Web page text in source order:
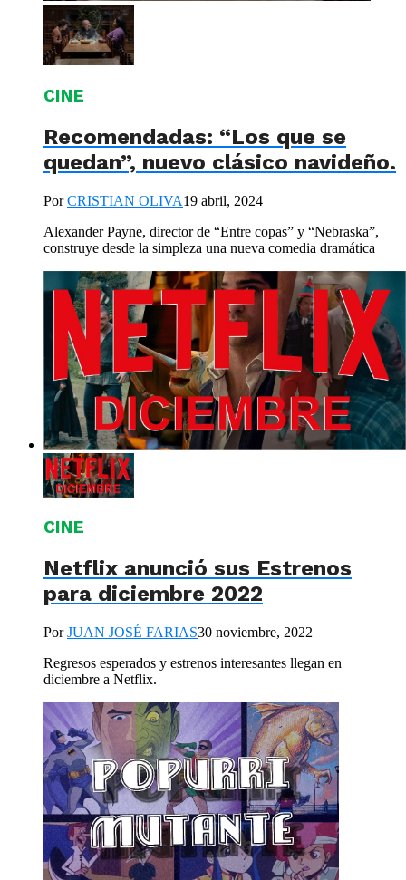
CINE
Recomendadas: “Los que se
quedan”, nuevo clásico navideño.
PorCRISTIAN OLIVA19 abril, 2024
Alexander Payne, director de “Entre copas” y “Nebraska”,
construye desde la simpleza una nueva comedia dramática
CINE
Netflix anunció sus Estrenos
para diciembre 2022
PorJUAN JOSÉ FARIAS30 noviembre, 2022
Regresos esperados y estrenos interesantes llegan en
diciembre a Netflix.